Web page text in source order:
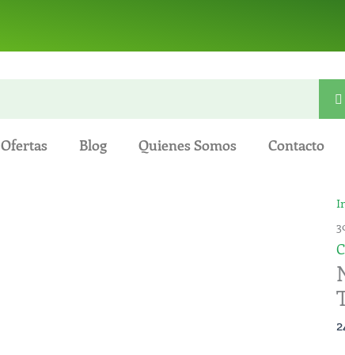
Ofertas Blog Quienes Somos Contacto
5
-